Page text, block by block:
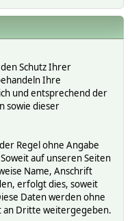
Schutz Ihrer
Ihre
und entsprechend der
sowie dieser
Regel ohne Angabe
auf unseren Seiten
Name, Anschrift
erfolgt dies, soweit
Daten werden ohne
an Dritte weitergegeben.